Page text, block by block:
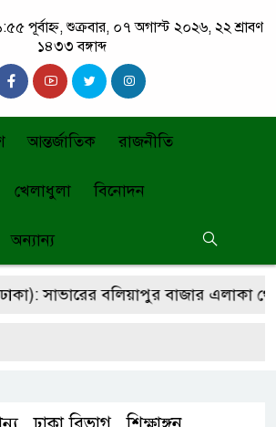
পূর্বাহ্ন, শুক্রবার, ০৭ অগাস্ট ২০২৬, ২২ শ্রাবণ
১৪৩৩ বঙ্গাব্দ
আন্তর্জাতিক রাজনীতি
খেলাধুলা বিনোদন
অন্যান্য
সাভারের বলিয়াপুর বাজার এলাকা